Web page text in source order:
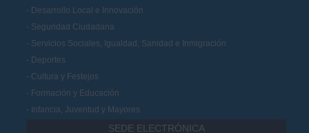
Desarrollo Local e Innovación
Seguridad Ciudadana
Servicios Sociales, Igualdad, Sanidad e Inmigración
Deportes
Cultura y Festejos
Formación y Educación
Infancia, Juventud y Mayores
SEDE ELECTRÓNICA